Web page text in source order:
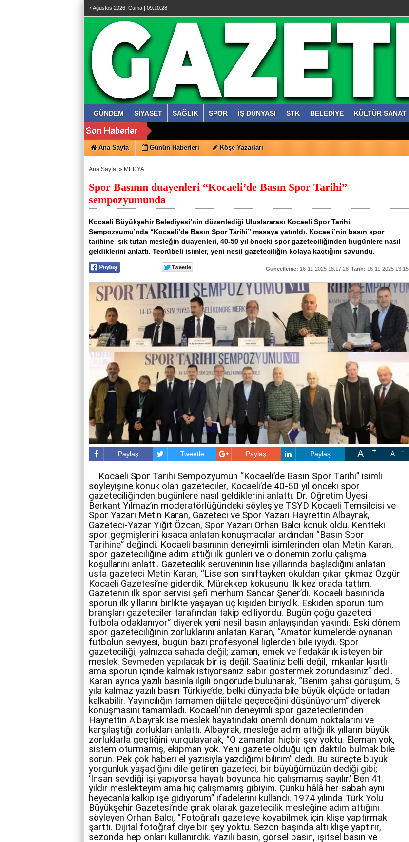
7 Ağustos 2026, Cuma | 09:10:29
GÜNDEM SİYASET SAĞLIK SPOR İŞ DÜNYASI STK BELEDİYE KÜLTÜR SANAT
Ana Sayfa Günün Haberleri Köşe Yazarları
Ana Sayfa » MEDYA
Spor Basının duayenleri “Kocaeli’de Basın Spor Tarihi”
sempozyumunda
Kocaeli Büyükşehir Belediyesi’nin düzenlediği Uluslararası Kocaeli Spor Tarihi
Sempozyumu’nda “Kocaeli’de Basın Spor Tarihi” masaya yatırıldı. Kocaeli’nin basın spor
tarihine ışık tutan mesleğin duayenleri, 40-50 yıl önceki spor gazeteciliğinden bugünlere nasıl
geldiklerini anlattı. Tecrübeli isimler, yeni nesil gazeteciliğin kolaya kaçtığını savundu.
Güncelleme: 16-11-2025 18:17:28 Tarih: 16-11-2025 13:15
Paylaş Tweetle Paylaş Paylaş A A
Kocaeli Spor Tarihi Sempozyumun “Kocaeli’de Basın Spor Tarihi” isimli
söyleyişine konuk olan gazeteciler, Kocaeli’de 40-50 yıl önceki spor
gazeteciliğinden bugünlere nasıl geldiklerini anlattı. Dr. Öğretim Üyesi
Berkant Yılmaz’ın moderatörlüğündeki söyleşiye TSYD Kocaeli Temsilcisi ve
Spor Yazarı Metin Karan, Gazeteci ve Spor Yazarı Hayrettin Albayrak,
Gazeteci-Yazar Yiğit Özcan, Spor Yazarı Orhan Balcı konuk oldu. Kentteki
spor geçmişlerini kısaca anlatan konuşmacılar ardından “Basın Spor
Tarihine” değindi. Kocaeli basınının deneyimli isimlerinden olan Metin Karan,
spor gazeteciliğine adım attığı ilk günleri ve o dönemin zorlu çalışma
koşullarını anlattı. Gazetecilik serüveninin lise yıllarında başladığını anlatan
usta gazeteci Metin Karan, “Lise son sınıftayken okuldan çıkar çıkmaz Özgür
Kocaeli Gazetesi’ne giderdik. Mürekkep kokusunu ilk kez orada tattım.
Gazetenin ilk spor servisi şefi merhum Sancar Şener’di. Kocaeli basınında
sporun ilk yıllarını birlikte yaşayan üç kişiden biriydik. Eskiden sporun tüm
branşları gazeteciler tarafından takip ediliyordu. Bugün çoğu gazeteci
futbola odaklanıyor” diyerek yeni nesil basın anlayışından yakındı. Eski dönem
spor gazeteciliğinin zorluklarını anlatan Karan, “Amatör kümelerde oynanan
futbolun seviyesi, bugün bazı profesyonel liglerden bile iyiydi. Spor
gazeteciliği, yalnızca sahada değil; zaman, emek ve fedakârlık isteyen bir
meslek. Sevmeden yapılacak bir iş değil. Saatiniz belli değil, imkanlar kısıtlı
ama sporun içinde kalmak istiyorsanız sabır göstermek zorundasınız” dedi.
Karan ayrıca yazılı basınla ilgili öngörüde bulunarak, “Benim şahsi görüşüm, 5
yıla kalmaz yazılı basın Türkiye’de, belki dünyada bile büyük ölçüde ortadan
kalkabilir. Yayıncılığın tamamen dijitale geçeceğini düşünüyorum” diyerek
konuşmasını tamamladı. Kocaeli’nin deneyimli spor gazetecilerinden
Hayrettin Albayrak ise meslek hayatındaki önemli dönüm noktalarını ve
karşılaştığı zorlukları anlattı. Albayrak, mesleğe adım attığı ilk yılların büyük
zorluklarla geçtiğini vurgulayarak, “O zamanlar hiçbir şey yoktu. Eleman yok,
sistem oturmamış, ekipman yok. Yeni gazete olduğu için daktilo bulmak bile
sorun. Pek çok haberi el yazısıyla yazdığımı bilirim” dedi. Bu süreçte büyük
yorgunluk yaşadığını dile getiren gazeteci, bir büyüğümüzün dediği gibi;
‘İnsan sevdiği işi yapıyorsa hayatı boyunca hiç çalışmamış sayılır.’ Ben 41
yıldır meslekteyim ama hiç çalışmamış gibiyim. Çünkü hâlâ her sabah aynı
heyecanla kalkıp işe gidiyorum” ifadelerini kullandı. 1974 yılında Türk Yolu
Büyükşehir Gazetesi’nde çırak olarak gazetecilik mesleğine adım attığını
söyleyen Orhan Balcı, “Fotoğrafı gazeteye koyabilmek için klişe yaptırmak
şarttı. Dijital fotoğraf diye bir şey yoktu. Sezon başında altı klişe yaptırır,
sezonda hep onları kullanırdık. Yazılı basın, görsel basın, işitsel basın ve